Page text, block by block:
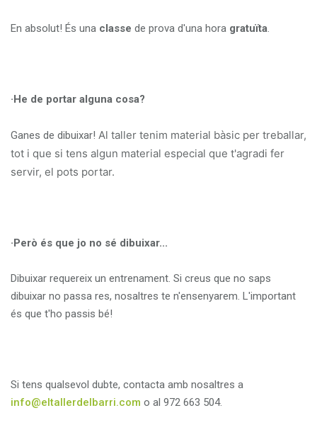
En absolut! És una classe de prova d'una hora gratuïta
·He de portar alguna cosa?
Ganes de dibuixar! Al taller tenim material bàsic per treballar,
tot i que si tens algun material especial que t'agradi fer
servir, el pots portar.
·Però és que jo no sé dibuixar...
Dibuixar requereix un entrenament. Si creus que no saps
dibuixar no passa res, nosaltres te n'ensenyarem. L'important
és que t'ho passis bé!
Si tens qualsevol dubte, contacta amb nosaltres a
info@eltallerdelbarri.com o al 972 663 504.